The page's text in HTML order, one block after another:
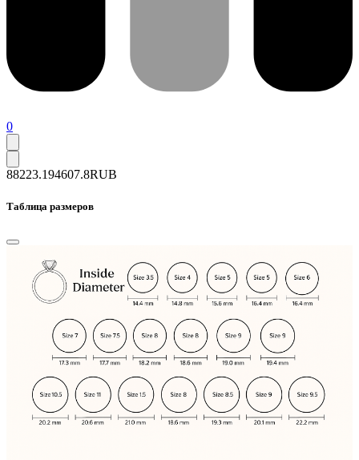
0
88223.194607.8RUB
Таблица размеров